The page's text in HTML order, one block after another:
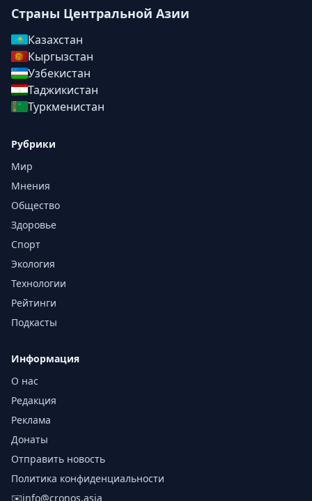
Страны Центральной Азии
Казахстан
Кыргызстан
Узбекистан
Таджикистан
Туркменистан
Рубрики
Мир
Мнения
Общество
Здоровье
Спорт
Экология
Технологии
Рейтинги
Подкасты
Информация
О нас
Редакция
Реклама
Донаты
Отправить новость
Политика конфиденциальности
✉️info@cronos.asia